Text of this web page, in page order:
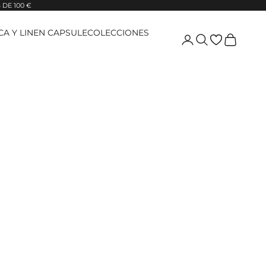
DE 100 €
Y LINEN CAPSULECOLECCIONES
LoginPesquisarCarrinho